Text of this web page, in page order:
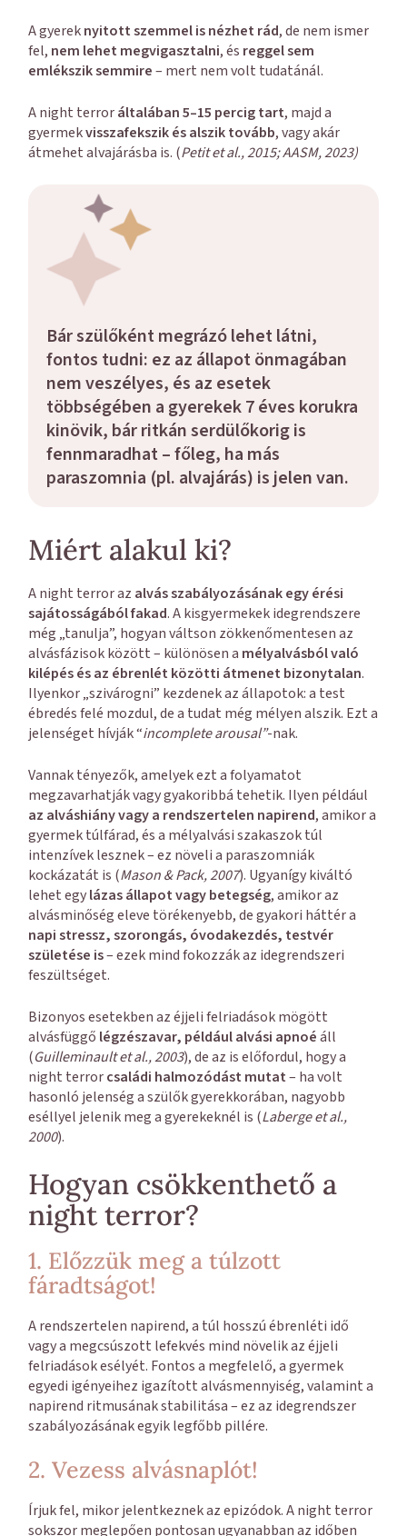
A gyereknyitott szemmel is nézhet rád, de nem ismer
fel, nem lehet megvigasztalni, és reggel sem
emlékszik semmire– mert nem volt tudatánál.
A night terroráltalában 5–15 percig tart, majd a
gyermekvisszafekszik és alszik tovább, vagy akár
átmehet alvajárásba is. (Petit et al., 2015; AASM, 2023)
Bár szülőként megrázó lehet látni,
fontos tudni: ez az állapot önmagában
nem veszélyes, és az esetek
többségében a gyerekek 7 éves korukra
kinövik, bár ritkán serdülőkorig is
fennmaradhat – főleg, ha más
paraszomnia (pl. alvajárás) is jelen van.
Miért alakul ki?
A night terror az alvás szabályozásának egy érési
sajátosságából fakad. A kisgyermekek idegrendszere
még „tanulja”, hogyan váltson zökkenőmentesen az
alvásfázisok között – különösen a mélyalvásból való
kilépés és az ébrenlét közötti átmenet bizonytalan.
Ilyenkor „szivárogni” kezdenek az állapotok: a test
ébredés felé mozdul, de a tudat még mélyen alszik. Ezt a
jelenséget hívják “incomplete arousal”-nak.
Vannak tényezők, amelyek ezt a folyamatot
megzavarhatják vagy gyakoribbá tehetik. Ilyen például
az alváshiány vagy a rendszertelen napirend, amikor a
gyermek túlfárad, és a mélyalvási szakaszok túl
intenzívek lesznek – ez növeli a paraszomniák
kockázatát is (Mason & Pack, 2007). Ugyanígy kiváltó
lehet egylázas állapot vagy betegség, amikor az
alvásminőség eleve törékenyebb, de gyakori háttér a
napi stressz, szorongás, óvodakezdés, testvér
születése is– ezek mind fokozzák az idegrendszeri
feszültséget.
Bizonyos esetekben az éjjeli felriadások mögött
alvásfüggő légzészavar, például alvási apnoéáll
(Guilleminault et al., 2003), de az is előfordul, hogy a
night terrorcsaládi halmozódást mutat– ha volt
hasonló jelenség a szülők gyerekkorában, nagyobb
eséllyel jelenik meg a gyerekeknél is (Laberge et al.,
2000).
Hogyan csökkenthető a
night terror?
1. Előzzük meg a túlzott
fáradtságot!
A rendszertelen napirend, a túl hosszú ébrenléti idő
vagy a megcsúszott lefekvés mind növelik az éjjeli
felriadások esélyét. Fontos a megfelelő, a gyermek
egyedi igényeihez igazított alvásmennyiség, valamint a
napirend ritmusának stabilitása – ez az idegrendszer
szabályozásának egyik legfőbb pillére.
2. Vezess alvásnaplót!
Írjuk fel, mikor jelentkeznek az epizódok. A night terror
sokszor meglepően pontosan ugyanabban az időben